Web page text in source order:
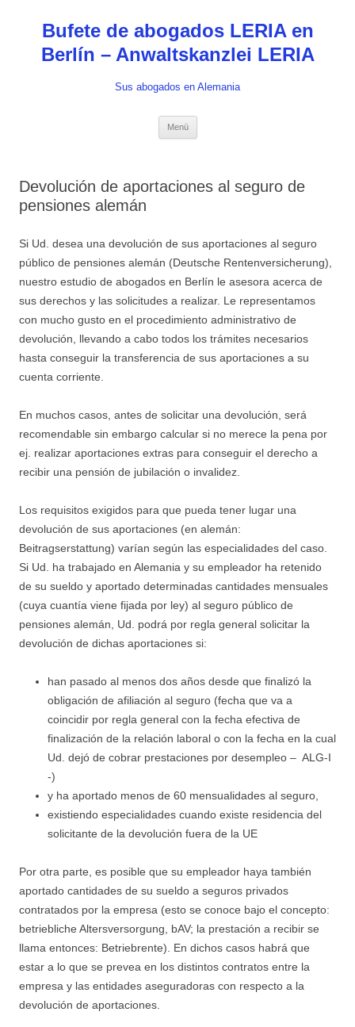
springenBufete de abogados LERIA en
Berlín – Anwaltskanzlei LERIA
Sus abogados en Alemania
Menü
Devolución de aportaciones al seguro de
pensiones alemán
Si Ud. desea una devolución de sus aportaciones al seguro
público de pensiones alemán (Deutsche Rentenversicherung),
nuestro estudio de abogados en Berlín le asesora acerca de
sus derechos y las solicitudes a realizar. Le representamos
con mucho gusto en el procedimiento administrativo de
devolución, llevando a cabo todos los trámites necesarios
hasta conseguir la transferencia de sus aportaciones a su
cuenta corriente.
En muchos casos, antes de solicitar una devolución, será
recomendable sin embargo calcular si no merece la pena por
ej. realizar aportaciones extras para conseguir el derecho a
recibir una pensión de jubilación o invalidez.
Los requisitos exigidos para que pueda tener lugar una
devolución de sus aportaciones (en alemán:
Beitragserstattung) varían según las especialidades del caso.
Si Ud. ha trabajado en Alemania y su empleador ha retenido
de su sueldo y aportado determinadas cantidades mensuales
(cuya cuantía viene fijada por ley) al seguro público de
pensiones alemán, Ud. podrá por regla general solicitar la
devolución de dichas aportaciones si:
han pasado al menos dos años desde que finalizó la
obligación de afiliación al seguro (fecha que va a
coincidir por regla general con la fecha efectiva de
finalización de la relación laboral o con la fecha en la cual
Ud. dejó de cobrar prestaciones por desempleo – ALG-I
-)
y ha aportado menos de 60 mensualidades al seguro,
existiendo especialidades cuando existe residencia del
solicitante de la devolución fuera de la UE
Por otra parte, es posible que su empleador haya también
aportado cantidades de su sueldo a seguros privados
contratados por la empresa (esto se conoce bajo el concepto:
betriebliche Altersversorgung, bAV; la prestación a recibir se
llama entonces: Betriebrente). En dichos casos habrá que
estar a lo que se prevea en los distintos contratos entre la
empresa y las entidades aseguradoras con respecto a la
devolución de aportaciones.